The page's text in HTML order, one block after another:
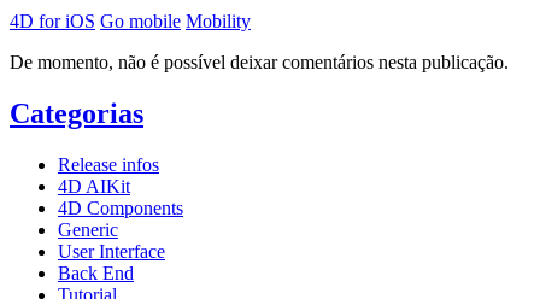
4D for iOS Go mobile Mobility
De momento, não é possível deixar comentários nesta publicação.
Categorias
Release infos
4D AIKit
4D Components
Generic
User Interface
Back End
Tutorial